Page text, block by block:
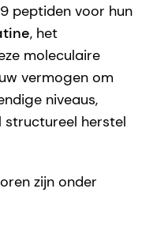
peptiden voor hun
, het
moleculaire
vermogen om
niveaus,
herstel
zijn onder